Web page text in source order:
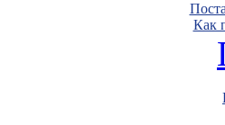
Как